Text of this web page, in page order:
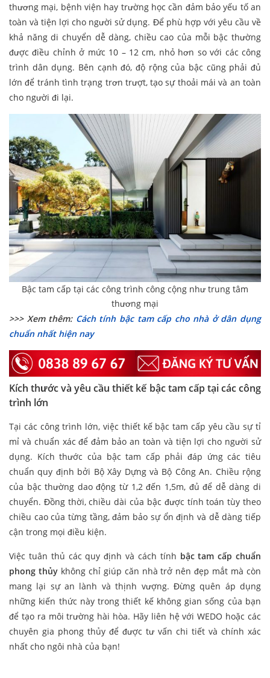
thương mại, bệnh viện hay trường học cần đảm bảo yếu tố an
toàn và tiện lợi cho người sử dụng. Để phù hợp với yêu cầu về
khả năng di chuyển dễ dàng, chiều cao của mỗi bậc thường
được điều chỉnh ở mức 10 – 12 cm, nhỏ hơn so với các công
trình dân dụng. Bên cạnh đó, độ rộng của bậc cũng phải đủ
lớn để tránh tình trạng trơn trượt, tạo sự thoải mái và an toàn
cho người đi lại.
Bậc tam cấp tại các công trình công cộng như trung tâm
thương mại
>>> Xem thêm: Cách tính bậc tam cấp cho nhà ở dân dụng
chuẩn nhất hiện nay
Kích thước và yêu cầu thiết kế bậc tam cấp tại các công
trình lớn
Tại các công trình lớn, việc thiết kế bậc tam cấp yêu cầu sự tỉ
mỉ và chuẩn xác để đảm bảo an toàn và tiện lợi cho người sử
dụng. Kích thước của bậc tam cấp phải đáp ứng các tiêu
chuẩn quy định bởi Bộ Xây Dựng và Bộ Công An. Chiều rộng
của bậc thường dao động từ 1,2 đến 1,5m, đủ để dễ dàng di
chuyển. Đồng thời, chiều dài của bậc được tính toán tùy theo
chiều cao của từng tầng, đảm bảo sự ổn định và dễ dàng tiếp
cận trong mọi điều kiện.
Việc tuân thủ các quy định và cách tính bậc tam cấp chuẩn
phong thủykhông chỉ giúp căn nhà trở nên đẹp mắt mà còn
mang lại sự an lành và thịnh vượng. Đừng quên áp dụng
những kiến thức này trong thiết kế không gian sống của bạn
để tạo ra môi trường hài hòa. Hãy liên hệ với WEDO hoặc các
chuyên gia phong thủy để được tư vấn chi tiết và chính xác
nhất cho ngôi nhà của bạn!